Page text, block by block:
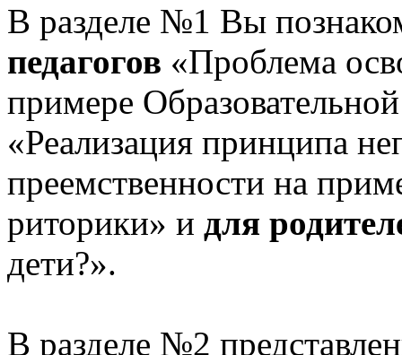
В разделе №1 Вы
педагогов «Проблема
примере
«Реализация принципа
преемственности на
риторики» и для
дети?».
В разделе №2